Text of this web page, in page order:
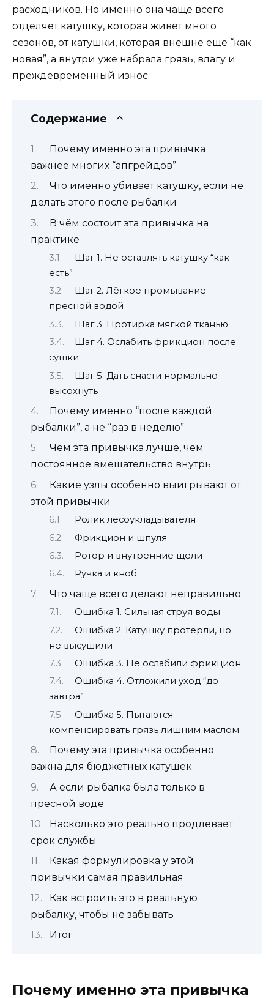
расходников. Но именно она чаще всего
отделяет катушку, которая живёт много
сезонов, от катушки, которая внешне ещё “как
новая”, а внутри уже набрала грязь, влагу и
преждевременный износ.
Содержание
Почему именно эта привычка
важнее многих “апгрейдов”
Что именно убивает катушку, если не
делать этого после рыбалки
В чём состоит эта привычка на
практике
Шаг 1. Не оставлять катушку “как
есть”
Шаг 2. Лёгкое промывание
пресной водой
Шаг 3. Протирка мягкой тканью
Шаг 4. Ослабить фрикцион после
сушки
Шаг 5. Дать снасти нормально
высохнуть
Почему именно “после каждой
рыбалки”, а не “раз в неделю”
Чем эта привычка лучше, чем
постоянное вмешательство внутрь
Какие узлы особенно выигрывают от
этой привычки
Ролик лесоукладывателя
Фрикцион и шпуля
Ротор и внутренние щели
Ручка и кноб
Что чаще всего делают неправильно
Ошибка 1. Сильная струя воды
Ошибка 2. Катушку протёрли, но
не высушили
Ошибка 3. Не ослабили фрикцион
Ошибка 4. Отложили уход “до
завтра”
Ошибка 5. Пытаются
компенсировать грязь лишним маслом
Почему эта привычка особенно
важна для бюджетных катушек
А если рыбалка была только в
пресной воде
Насколько это реально продлевает
срок службы
Какая формулировка у этой
привычки самая правильная
Как встроить это в реальную
рыбалку, чтобы не забывать
Итог
Почему именно эта привычка